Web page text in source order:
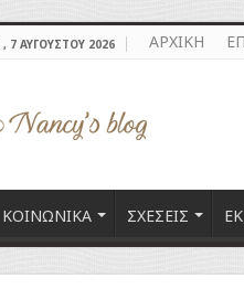
7 ΑΥΓΟΎΣΤΟΥ 2026 ΑΡΧΙΚΗ
ΚΟΙΝΩΝΙΚΑ ΣΧΕΣΕΙΣ